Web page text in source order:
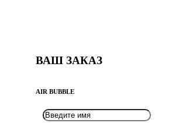
ВАШ ЗАКАЗ
AIR BUBBLE